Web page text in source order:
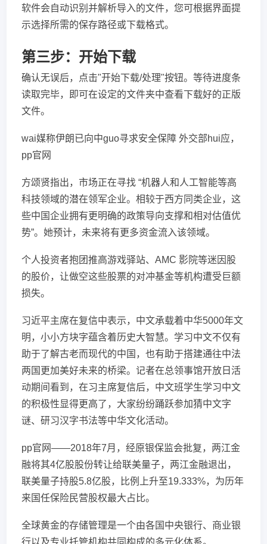
软件会自动识别并解析导入的文件，您可根据界面提
示选择所需的保存路径或下载格式。
第三步：开始下载
确认无误后，点击"开始下载/处理"按钮。等待进度条
读取完毕，即可在设定的文件夹中查看下载好的正版
文件。
wai媒称伊朗已向中guo寻求安全保障 外交部hui应，
pp官网
方颂贤指出，市场正在寻找 “机器人和人工智能等高
科技领域的潜在领军企业。相较于西方同类企业，这
些中国企业拥有更明确的政策导向支撑和相对估值优
势”。她预计，未来将有更多资金流入该领域。
个人投资者抱团推高游戏驿站、AMC 影院等迷因股
的股价，让做空这些股票的对冲基金等机构遭受巨额
损失。
习近平主席在复信中表示，中文承载着中华5000年文
明，小小方块字蕴含着历史大智慧。学习中文不仅有
助于了解古老而现代的中国，也有助于搭建通往中法
两国更加美好未来的桥梁。记者在总领事馆开放日活
动期间看到，在习主席复信后，中文班学生学习中文
的积极性显得更高了，大家纷纷踊跃参加猜中文字
谜、研习汉字书法等中华文化活动。
pp官网——2018年7月，经原银保监会批复，两江金
融将其4亿股股份转让给联美量子，两江金融退出，
联美量子持股5.8亿股，比例上升至19.333%，为历年
来国任保险民营股权最大占比。
全球黄金的存储管理是一个由各国中央银行、商业银
行以及专业托管机构共同构成的多元化体系。